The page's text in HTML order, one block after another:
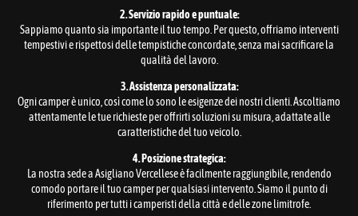
2. Servizio rapido e puntuale:
Sappiamo quanto sia importante il tuo tempo. Per questo, offriamo interventi
tempestivi e rispettosi delle tempistiche concordate, senza mai sacrificare la
qualità del lavoro.
3. Assistenza personalizzata:
Ogni camper è unico, così come lo sono le esigenze dei nostri clienti. Ascoltiamo
attentamente le tue richieste per offrirti soluzioni su misura, adattate alle
caratteristiche del tuo veicolo.
4. Posizione strategica:
La nostra sede a Asigliano Vercellese è facilmente raggiungibile, rendendo
comodo portare il tuo camper per qualsiasi intervento. Siamo il punto di
riferimento per tutti i camperisti della città e delle zone limitrofe.